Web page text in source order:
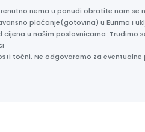
nema u ponudi obratite nam se
plaćanje(gotovina) u Eurima i
cijena u našim poslovnicama. Trudimo
točni. Ne odgovaramo za